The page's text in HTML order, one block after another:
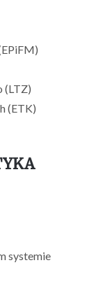
(LTZ)
(ETK)
systemie